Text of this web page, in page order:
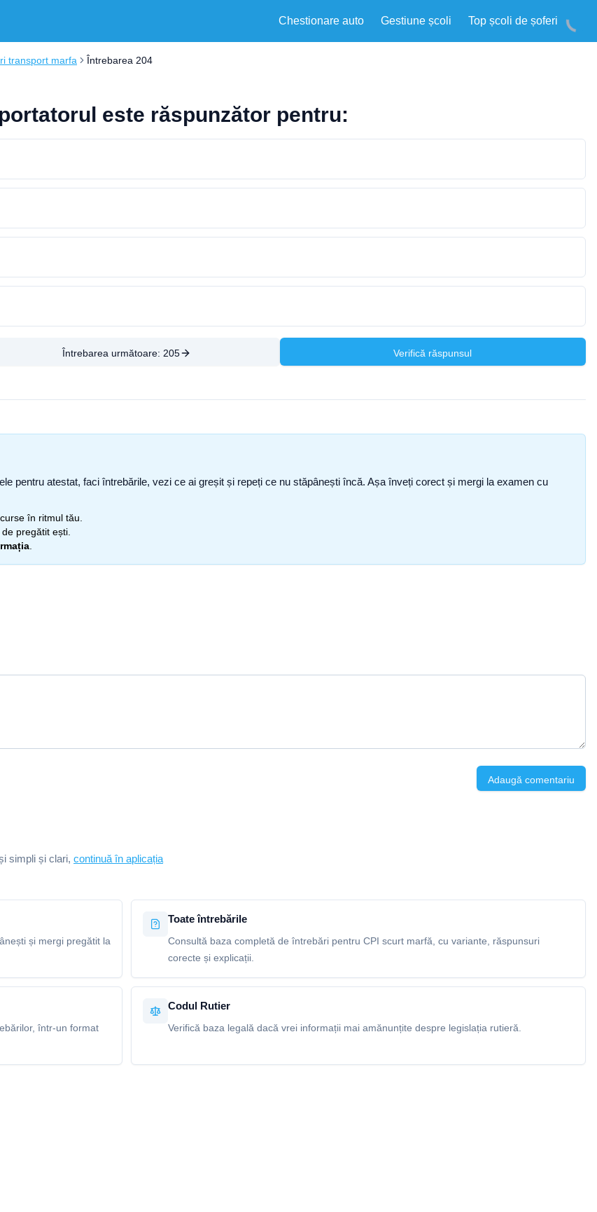
Chestionare auto Gestiune școli Top școli de șoferi
transport marfa Întrebarea 204
este răspunzător pentru:
Întrebarea următoare: 205 Verifică răspunsul
pentru atestat, faci întrebările, vezi ce ai greșit și repeți ce nu stăpânești încă. Așa înveți corect și mergi la examen cu
în ritmul tău.
pregătit ești.
Adaugă comentariu
simpli și clari, continuă în aplicația
și mergi pregătit la
Toate întrebările
Consultă baza completă de întrebări pentru CPI scurt marfă, cu variante, răspunsuri
corecte și explicații.
într-un format
Codul Rutier
Verifică baza legală dacă vrei informații mai amănunțite despre legislația rutieră.